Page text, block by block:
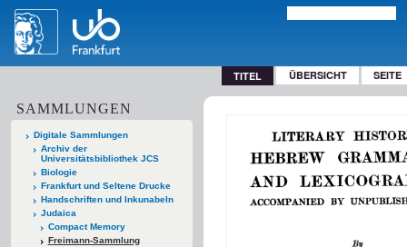
TITEL ÜBERSICHT SEITE
SAMMLUNGEN
Digitale Sammlungen
Archiv der
Universitätsbibliothek JCS
Biologie
Frankfurt und Seltene Drucke
Handschriften und Inkunabeln
Judaica
Compact Memory
Freimann-Sammlung